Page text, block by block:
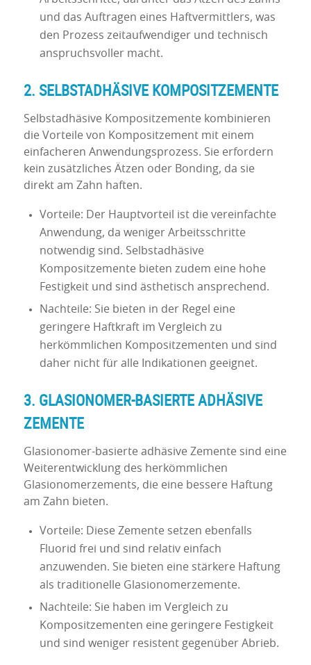
und das Auftragen eines Haftvermittlers, was
den Prozess zeitaufwendiger und technisch
anspruchsvoller macht.
2. SELBSTADHÄSIVE KOMPOSITZEMENTE
Selbstadhäsive Kompositzemente kombinieren
die Vorteile von Kompositzement mit einem
einfacheren Anwendungsprozess. Sie erfordern
kein zusätzliches Ätzen oder Bonding, da sie
direkt am Zahn haften.
Vorteile: Der Hauptvorteil ist die vereinfachte
Anwendung, da weniger Arbeitsschritte
notwendig sind. Selbstadhäsive
Kompositzemente bieten zudem eine hohe
Festigkeit und sind ästhetisch ansprechend.
Nachteile: Sie bieten in der Regel eine
geringere Haftkraft im Vergleich zu
herkömmlichen Kompositzementen und sind
daher nicht für alle Indikationen geeignet.
3. GLASIONOMER-BASIERTE ADHÄSIVE
ZEMENTE
Glasionomer-basierte adhäsive Zemente sind eine
Weiterentwicklung des herkömmlichen
Glasionomerzements, die eine bessere Haftung
am Zahn bieten.
Vorteile: Diese Zemente setzen ebenfalls
Fluorid frei und sind relativ einfach
anzuwenden. Sie bieten eine stärkere Haftung
als traditionelle Glasionomerzemente.
Nachteile: Sie haben im Vergleich zu
Kompositzementen eine geringere Festigkeit
und sind weniger resistent gegenüber Abrieb.